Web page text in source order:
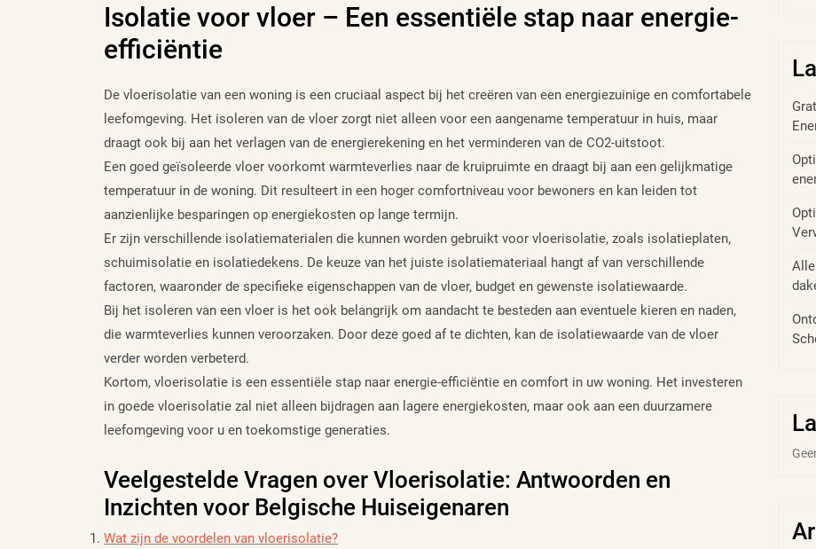
Isolatie voor vloer – Een essentiële stap naar energie-
efficiëntie
De vloerisolatie van een woning is een cruciaal aspect bij het creëren van een energiezuinige en comfortabele
leefomgeving. Het isoleren van de vloer zorgt niet alleen voor een aangename temperatuur in huis, maar
draagt ook bij aan het verlagen van de energierekening en het verminderen van de CO2-uitstoot.
Een goed geïsoleerde vloer voorkomt warmteverlies naar de kruipruimte en draagt bij aan een gelijkmatige
temperatuur in de woning. Dit resulteert in een hoger comfortniveau voor bewoners en kan leiden tot
aanzienlijke besparingen op energiekosten op lange termijn.
Er zijn verschillende isolatiematerialen die kunnen worden gebruikt voor vloerisolatie, zoals isolatieplaten,
schuimisolatie en isolatiedekens. De keuze van het juiste isolatiemateriaal hangt af van verschillende
factoren, waaronder de specifieke eigenschappen van de vloer, budget en gewenste isolatiewaarde.
Bij het isoleren van een vloer is het ook belangrijk om aandacht te besteden aan eventuele kieren en naden,
die warmteverlies kunnen veroorzaken. Door deze goed af te dichten, kan de isolatiewaarde van de vloer
verder worden verbeterd.
Kortom, vloerisolatie is een essentiële stap naar energie-efficiëntie en comfort in uw woning. Het investeren
in goede vloerisolatie zal niet alleen bijdragen aan lagere energiekosten, maar ook aan een duurzamere
leefomgeving voor u en toekomstige generaties.
Veelgestelde Vragen over Vloerisolatie: Antwoorden en
Inzichten voor Belgische Huiseigenaren
Wat zijn de voordelen van vloerisolatie?